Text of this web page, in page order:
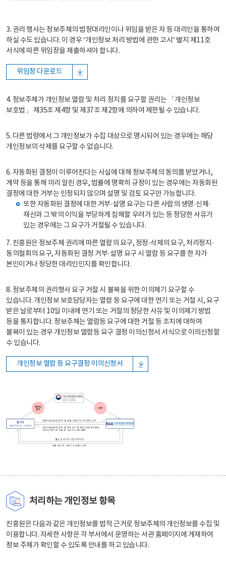
3. 권리 행사는 정보주체의 법정대리인이나 위임을 받은 자 등 대리인을 통하여
하실 수도 있습니다. 이 경우 “개인정보 처리 방법에 관한 고시” 별지 제11호
서식에 따른 위임장을 제출하셔야 합니다.
위임장 다운로드
4. 정보주체가 개인정보 열람 및 처리 정지를 요구할 권리는 「개인정보
보호법」 제35조 제4항 및 제37조 제2항에 의하여 제한될 수 있습니다.
5. 다른 법령에서 그 개인정보가 수집 대상으로 명시되어 있는 경우에는 해당
개인정보의 삭제를 요구할 수 없습니다.
6. 자동화된 결정이 이루어진다는 사실에 대해 정보주체의 동의를 받았거나,
계약 등을 통해 미리 알린 경우, 법률에 명확히 규정이 있는 경우에는 자동화된
결정에 대한 거부는 인정되지 않으며 설명 및 검토 요구만 가능합니다.
또한 자동화된 결정에 대한 거부·설명 요구는 다른 사람의 생명·신체·
재산과 그 밖의 이익을 부당하게 침해할 우려가 있는 등 정당한 사유가
있는 경우에는 그 요구가 거절될 수 있습니다.
7. 진흥원은 정보주체 권리에 따른 열람의 요구, 정정·삭제의 요구, 처리정지·
동의철회의 요구, 자동화된 결정 거부·설명 요구 시 열람 등 요구를 한 자가
본인이거나 정당한 대리인인지를 확인합니다.
8. 정보주체의 권리행사 요구 거절 시 불복을 위한 이의제기 요구할 수
있습니다. 개인정보 보호담당자는 열람 등 요구에 대한 연기 또는 거절 시, 요구
받은 날로부터 10일 이내에 연기 또는 거절의 정당한 사유 및 이의제기 방법
등을 통지합니다. 정보주체는 열람등 요구에 대한 거절 등 조치에 대하여
불복이 있는 경우 개인정보 열람등 요구 결정 이의신청서 서식으로 이의신청할
수 있습니다.
개인정보 열람 등 요구결정 이의신청서
처리하는 개인정보 항목
진흥원은 다음과 같은 개인정보를 법적 근거로 정보주체의 개인정보를 수집 및
이용합니다. 자세한 사항은 각 부서에서 운영하는 서관 홈페이지에 게재하여
정보 주체가 확인할 수 있도록 안내를 하고 있습니다.